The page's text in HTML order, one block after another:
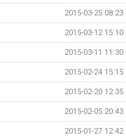
2015-03-25 08:23
2015-03-12 15:10
2015-03-11 11:30
2015-02-24 15:15
2015-02-20 12:35
2015-02-05 20:43
2015-01-27 12:42